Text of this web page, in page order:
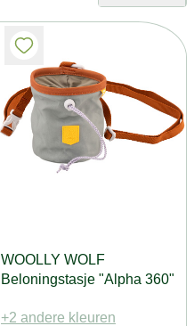
WOOLLY WOLF
Beloningstasje "Alpha 360"
+2 andere kleuren